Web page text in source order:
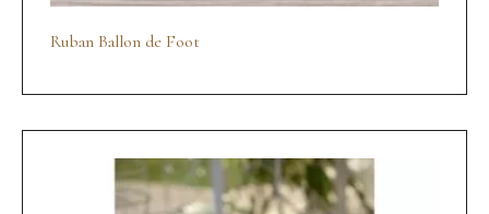
Ruban Ballon de Foot